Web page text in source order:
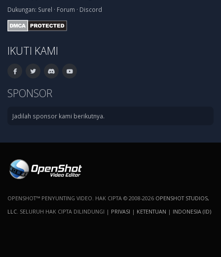
Dukungan: Surel · Forum · Discord
IKUTI KAMI
SPONSOR
Jadilah sponsor kami berikutnya.
OPENSHOT™ PENYUNTING VIDEO. HAK CIPTA © 2008-2026 OPENSHOT STUDIOS,
LLC . SELURUH HAK CIPTA DILINDUNGI | PRIVASI | KETENTUAN | INDONESIA (ID)